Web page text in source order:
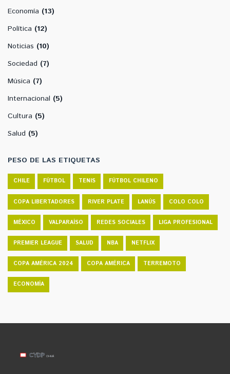
Economía (13)
Política (12)
Noticias (10)
Sociedad (7)
Música (7)
Internacional (5)
Cultura (5)
Salud (5)
PESO DE LAS ETIQUETAS
CHILE FÚTBOL TENIS FÚTBOL CHILENO
COPA LIBERTADORES RIVER PLATE LANÚS COLO COLO
MÉXICO VALPARAÍSO REDES SOCIALES LIGA PROFESIONAL
PREMIER LEAGUE SALUD NBA NETFLIX
COPA AMÉRICA 2024 COPA AMÉRICA TERREMOTO
ECONOMÍA